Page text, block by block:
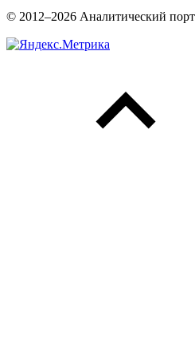
© 2012–2026 Аналитический